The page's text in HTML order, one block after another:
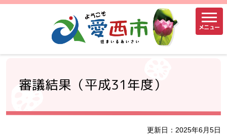
メニュー
審議結果（平成31年度）
更新日：2025年6月5日